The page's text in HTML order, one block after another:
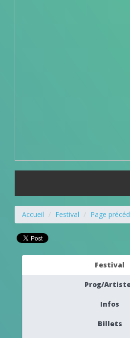
Accueil Festival Page
Festival
Prog/
Infos
Billets